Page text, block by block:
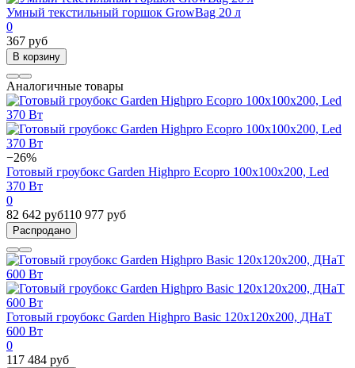
Умный текстильный горшок GrowBag 20 л
0
367 руб
В корзину
Аналогичные товары
−26%
Готовый гроубокс Garden Highpro Ecopro 100х100x200, Led
370 Вт
0
82 642 руб110 977 руб
Распродано
Готовый гроубокс Garden Highpro Basic 120x120x200, ДНаТ
600 Вт
0
117 484 руб